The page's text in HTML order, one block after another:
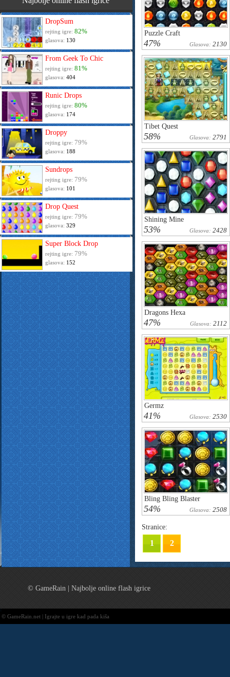
DropSum
rejting igre: 82%
glasova: 130
From Geek To Chic
rejting igre: 81%
glasova: 404
Runic Drops
rejting igre: 80%
glasova: 174
Droppy
rejting igre: 79%
glasova: 188
Sundrops
rejting igre: 79%
glasova: 101
Drop Quest
rejting igre: 79%
glasova: 329
Super Block Drop
rejting igre: 79%
glasova: 152
Puzzle Craft
47% Glasova: 2130
Tibet Quest
58% Glasova: 2791
Shining Mine
53% Glasova: 2428
Dragons Hexa
47% Glasova: 2112
Germz
41% Glasova: 2530
Bling Bling Blaster
54% Glasova: 2508
Stranice:
1 2
© GameRain | Najbolje online flash igrice
© GameRain.net | Igrajte u igre kad pada kiša